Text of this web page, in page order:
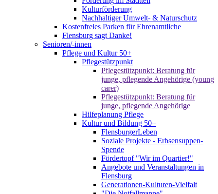
Kulturförderung
Nachhaltiger Umwelt- & Naturschutz
Kostenfreies Parken für Ehrenamtliche
Flensburg sagt Danke!
Senioren/-innen
Pflege und Kultur 50+
Pflegestützpunkt
Pflegestützpunkt: Beratung für
junge, pflegende Angehörige (young
carer)
Pflegestützpunkt: Beratung für
junge, pflegende Angehörige
Hilfeplanung Pflege
Kultur und Bildung 50+
FlensburgerLeben
Soziale Projekte - Erbsensuppen-
Spende
Fördertopf "Wir im Quartier!"
Angebote und Veranstaltungen in
Flensburg
Generationen-Kulturen-Vielfalt